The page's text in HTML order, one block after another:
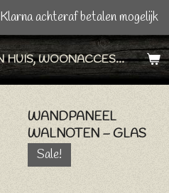
GEZELLIG IN HUIS, WOONACCESSOIRES & CADEAU ARTIKELEN
Klarna achteraf betalen mogelijk
WANDPANEEL
WALNOTEN – GLAS
Sale!